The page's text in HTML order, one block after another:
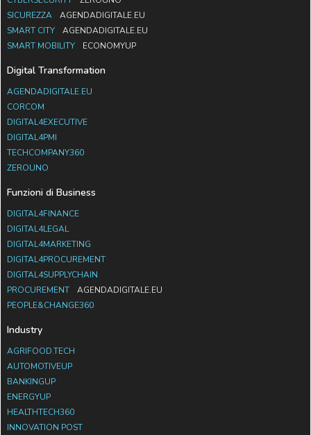
SICUREZZA
AGENDADIGITALE.EU
SMART CITY
AGENDADIGITALE.EU
SMART MOBILITY
ECONOMYUP
Digital Transformation
AGENDADIGITALE.EU
CORCOM
DIGITAL4EXECUTIVE
DIGITAL4PMI
TECHCOMPANY360
ZEROUNO
Funzioni di Business
DIGITAL4FINANCE
DIGITAL4LEGAL
DIGITAL4MARKETING
DIGITAL4PROCUREMENT
DIGITAL4SUPPLYCHAIN
PROCUREMENT
AGENDADIGITALE.EU
PEOPLE&CHANGE360
Industry
AGRIFOOD.TECH
AUTOMOTIVEUP
BANKINGUP
ENERGYUP
HEALTHTECH360
INNOVATION POST